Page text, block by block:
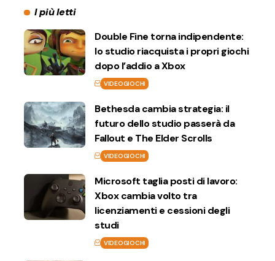
I più letti
Double Fine torna indipendente:
lo studio riacquista i propri giochi
dopo l’addio a Xbox
VIDEOGIOCHI
Bethesda cambia strategia: il
futuro dello studio passerà da
Fallout e The Elder Scrolls
VIDEOGIOCHI
Microsoft taglia posti di lavoro:
Xbox cambia volto tra
licenziamenti e cessioni degli
studi
VIDEOGIOCHI